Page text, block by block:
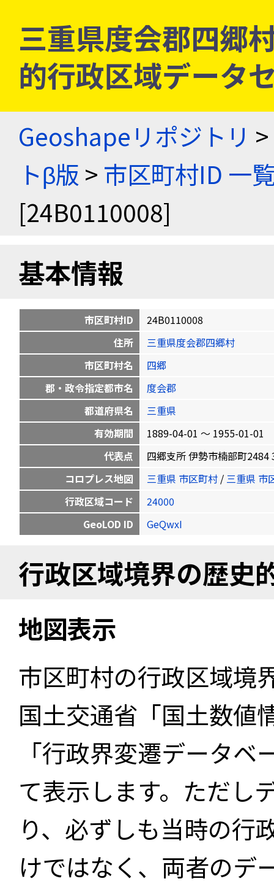
三重県度会郡四郷
的行政区域データ
Geoshapeリポジトリ >
トβ版 > 市区町村ID 一
[24B0110008]
基本情報
市区町村ID
24B0110008
住所
三重県度会郡四郷村
市区町村名
四郷
郡・政令指定都市名
度会郡
都道府県名
三重県
有効期間
1889-04-01 〜 1955-01-01
代表点
四郷支所 伊勢市楠部町
コロプレス地図
三重県 市区町村 / 三重県 市
行政区域コード
24000
GeoLOD ID
GeQwxI
行政区域境界の歴史
地図表示
市区町村の行政区域境
国土交通省「国土数値
「行政界変遷データ
て表示します。ただし
り、必ずしも当時の行
けではなく、両者のデ